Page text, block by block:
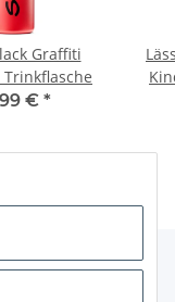
Graffiti
€ *